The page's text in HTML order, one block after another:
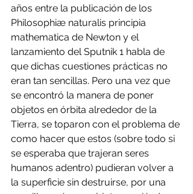
años entre la publicación de los
Philosophiæ naturalis principia
mathematica de Newton y el
lanzamiento del Sputnik 1 habla de
que dichas cuestiones prácticas no
eran tan sencillas. Pero una vez que
se encontró la manera de poner
objetos en órbita alrededor de la
Tierra, se toparon con el problema de
como hacer que estos (sobre todo si
se esperaba que trajeran seres
humanos adentro) pudieran volver a
la superficie sin destruirse, por una